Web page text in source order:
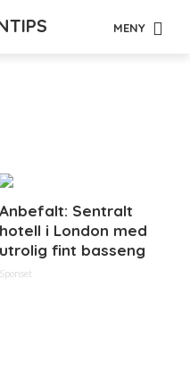
MENY
Anbefalt: Sentralt
hotell i London med
utrolig fint basseng
Sponset